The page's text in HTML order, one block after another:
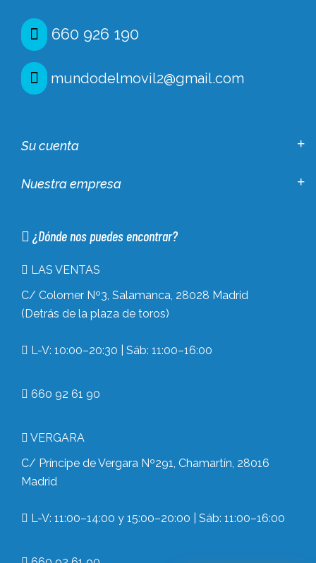
660 926 190
mundodelmovil2@gmail.com
Su cuenta
Nuestra empresa
¿Dónde nos puedes encontrar?
LAS VENTAS
C/ Colomer Nº3, Salamanca, 28028 Madrid
(Detrás de la plaza de toros)
L-V: 10:00–20:30 | Sáb: 11:00–16:00
660 92 61 90
VERGARA
C/ Príncipe de Vergara Nº291, Chamartín, 28016
Madrid
L-V: 11:00–14:00 y 15:00–20:00 | Sáb: 11:00–16:00